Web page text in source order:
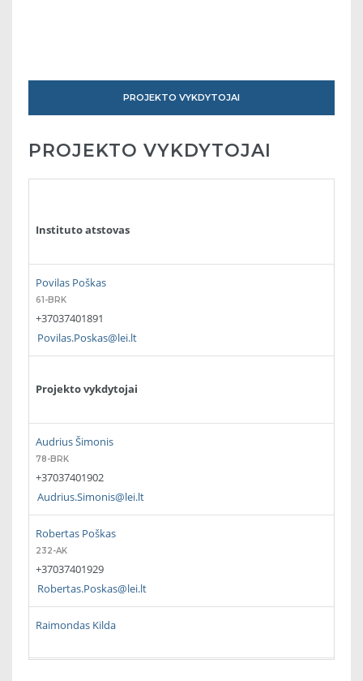
PROJEKTO VYKDYTOJAI
PROJEKTO VYKDYTOJAI
Instituto atstovas
Povilas Poškas
61-BRK
+37037401891
Povilas.Poskas@lei.lt
Projekto vykdytojai
Audrius Šimonis
78-BRK
+37037401902
Audrius.Simonis@lei.lt
Robertas Poškas
232-AK
+37037401929
Robertas.Poskas@lei.lt
Raimondas Kilda